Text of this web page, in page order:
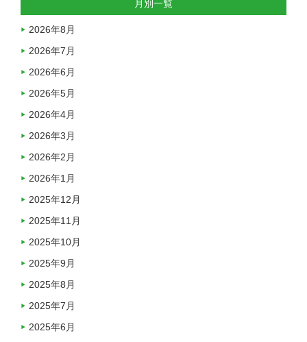
月別一覧
2026年8月
2026年7月
2026年6月
2026年5月
2026年4月
2026年3月
2026年2月
2026年1月
2025年12月
2025年11月
2025年10月
2025年9月
2025年8月
2025年7月
2025年6月